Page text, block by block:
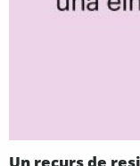
Un recurs de